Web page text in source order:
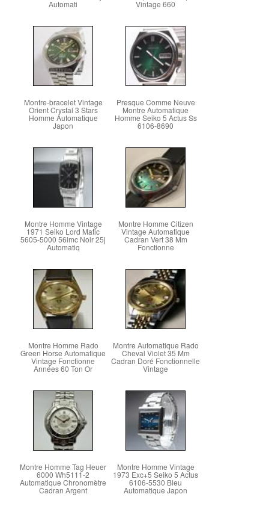
Automati Vintage 660
Montre-bracelet Vintage
Orient Crystal 3 Stars
Homme Automatique
Japon
Presque Comme Neuve
Montre Automatique
Homme Seiko 5 Actus Ss
6106-8690
Montre Homme Vintage
1971 Seiko Lord Matic
5605-5000 56lmc Noir 25j
Automatiq
Montre Homme Citizen
Vintage Automatique
Cadran Vert 38 Mm
Fonctionne
Montre Homme Rado
Green Horse Automatique
Vintage Fonctionne
Années 60 Ton Or
Montre Automatique Rado
Cheval Violet 35 Mm
Cadran Doré Fonctionnelle
Vintage
Montre Homme Tag Heuer
6000 Wh5111-2
Automatique Chronomètre
Cadran Argent
Montre Homme Vintage
1973 Exc+5 Seiko 5 Actus
6106-5530 Bleu
Automatique Japon